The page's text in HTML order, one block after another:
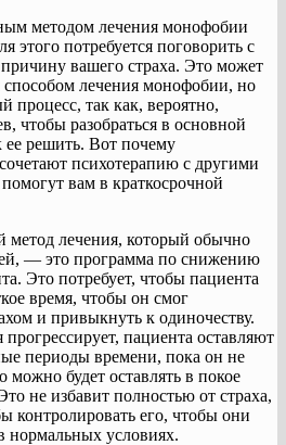
методом лечения монофобии
этого потребуется поговорить с
вашего страха. Это может
лечения монофобии, но
процесс, так как, вероятно,
чтобы разобраться в основной
ее решить. Вот почему
психотерапию с другими
вам в краткосрочной
лечения, который обычно
— это программа по снижению
Это потребует, чтобы пациента
время, чтобы он смог
и привыкнуть к одиночеству.
пациента оставляют
периоды времени, пока он не
можно будет оставлять в покое
не избавит полностью от страха,
контролировать его, чтобы они
нормальных условиях.